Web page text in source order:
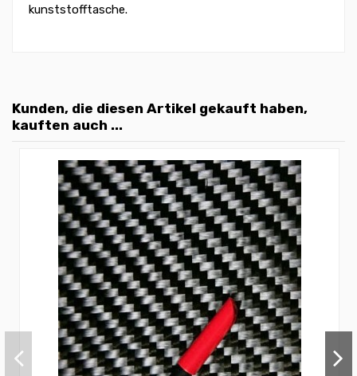
kunststofftasche.
Kunden, die diesen Artikel gekauft haben,
kauften auch ...